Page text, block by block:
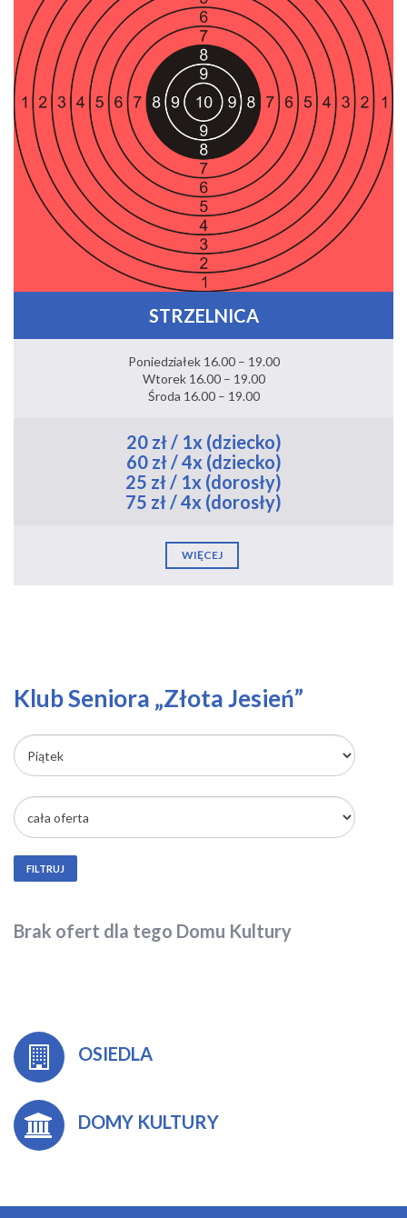
STRZELNICA
Poniedziałek 16.00 – 19.00
Wtorek 16.00 – 19.00
Środa 16.00 – 19.00
20 zł / 1x (dziecko)
60 zł / 4x (dziecko)
25 zł / 1x (dorosły)
75 zł / 4x (dorosły)
WIĘCEJ
Klub Seniora „Złota Jesień”
FILTRUJ
Brak ofert dla tego Domu Kultury
OSIEDLA
DOMY KULTURY